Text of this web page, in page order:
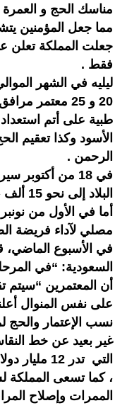
مناسك الحج و
مما جعل المؤمنين
جعلت المملكة تعلن
فقط .
ليليه في الشهر
20 و 25
طبية على أتم
الأسود وكذا تعقيم
الرحمن .
في 18 من
البلاد إلى نحو 15 ألف ، ودخول 40 الف مصلي للحرم المكي .
أما في الأول من
مصلي لآداء فريضة
في الأسبوع الماضي،
السعودية: “في
أن المعتمرين
على نفس المنوال
نسب الإعتمار والحج
غير بعيد عن خط
التي تدر
الممرات وإصلاح